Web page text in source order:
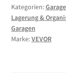
Lagerregal
mit
Stahlgestell
&
Kategorien:
Lagerung &
Garagen
Marke:VEVOR